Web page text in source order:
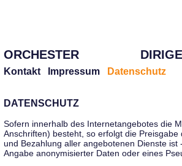
ORCHESTER
Kontakt Impressum Datenschutz
DATENSCHUTZ
Sofern innerhalb des Internetangebotes die
Anschriften) besteht, so erfolgt die
und Bezahlung aller angebotenen Dienste
Angabe anonymisierter Daten oder eines